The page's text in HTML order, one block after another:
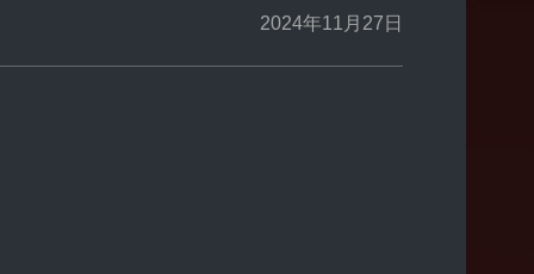
2024年11月27日